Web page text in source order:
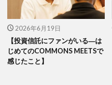
2026年6月19日
【投資信託にファンがいる―は
じめてのCOMMONS MEETSで
感じたこと】